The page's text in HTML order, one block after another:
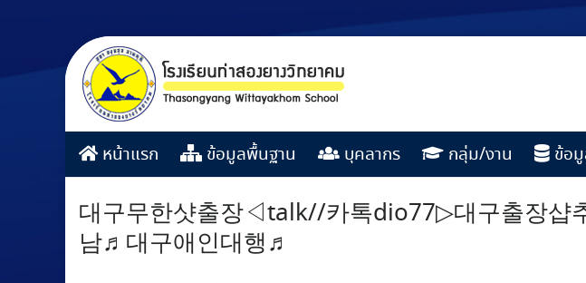
หน้าแรก ข้อมูลพื้นฐาน บุคลากร กลุ่ม/งาน ข้อ
대구무한샷출장◁talk//카톡dio77▷대구출장
남♬대구애인대행♬